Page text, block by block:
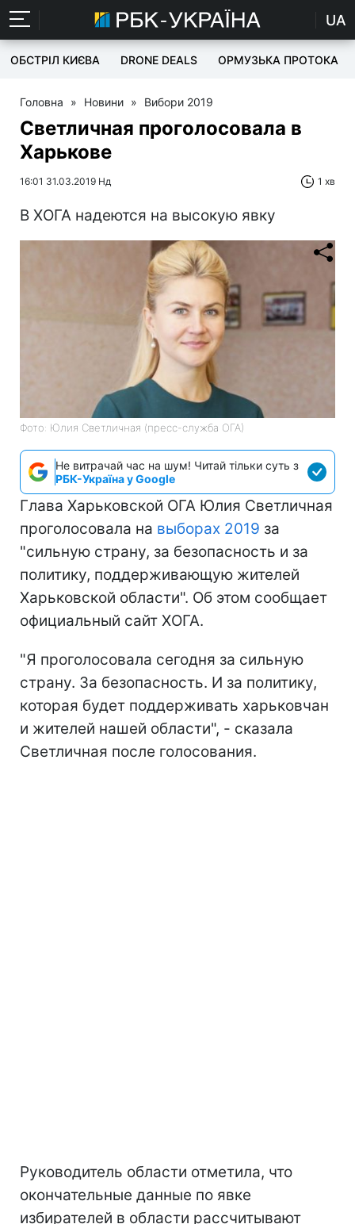
UA
ОБСТРІЛ КИЄВА DRONE DEALS ОРМУЗЬКА ПРОТОКА
Головна » Новини » Вибори 2019
Светличная проголосовала в
Харькове
16:01 31.03.2019 Нд 1 хв
В ХОГА надеются на высокую явку
Фото: Юлия Светличная (пресс-служба ОГА)
Не витрачай час на шум! Читай тільки суть з
РБК-Україна у Google
Глава Харьковской ОГА Юлия Светличная
проголосовала на выборах 2019 за
"сильную страну, за безопасность и за
политику, поддерживающую жителей
Харьковской области". Об этом сообщает
официальный сайт ХОГА.
"Я проголосовала сегодня за сильную
страну. За безопасность. И за политику,
которая будет поддерживать харьковчан
и жителей нашей области", - сказала
Светличная после голосования.
Руководитель области отметила, что
окончательные данные по явке
избирателей в области рассчитывают